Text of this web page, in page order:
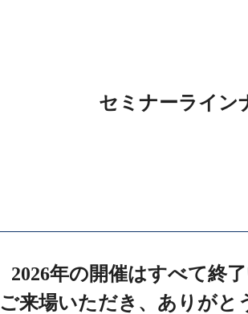
セミナーライン
2026年の開催はすべて終
ご来場いただき、ありがと